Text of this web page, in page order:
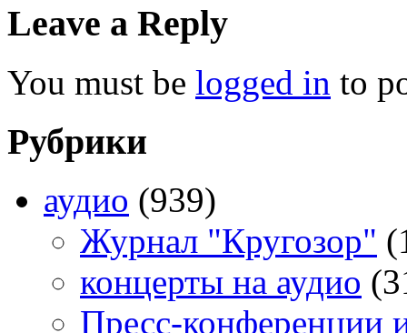
Leave a Reply
You must be logged in to
Рубрики
аудио (939)
Журнал "Кругозор"
концерты на аудио
Пресс-конференции